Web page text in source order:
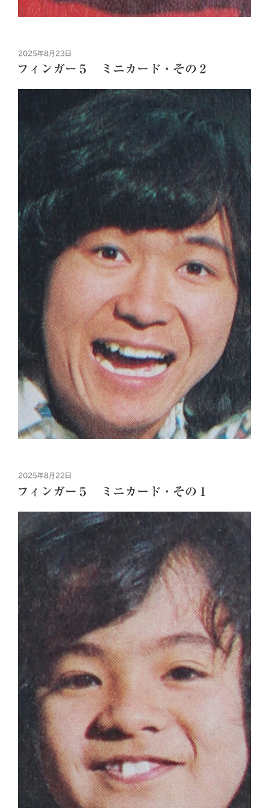
投
稿
日:
2025年8月23日
フィンガー５ ミニカード・その２
投
稿
日:
2025年8月22日
フィンガー５ ミニカード・その１